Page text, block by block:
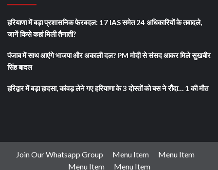
हरियाणा में बड़ा प्रशासनिक फेरबदल: 17 IAS समेत 24 अधिकारियों के तबादले,
जानें किसे कहां मिली तैनाती?
पंजाब में साथ आएंगे भाजपा और अकाली दल? PM मोदी से संसद आकर मिले सुखबीर
सिंह बादल
हरिद्वार में बड़ा हादसा, कांवड़ लेने गए हरियाणा के 3 दोस्तों को बस ने रौंदा… 1 की मौत
Join Our Whatsapp Group Menu Item
Menu Item
Menu Item
Menu Item